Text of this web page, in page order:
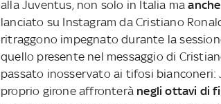
alla Juventus, non solo in Italia ma
lanciato su Instagram da Cristiano
ritraggono impegnato durante la
quello presente nel messaggio di
passato inosservato ai tifosi bianconeri:
proprio girone affronterà negli ottavi di